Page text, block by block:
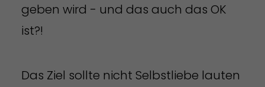
geben wird - und das auch das OK
ist?!
Das Ziel sollte nicht Selbstliebe lauten